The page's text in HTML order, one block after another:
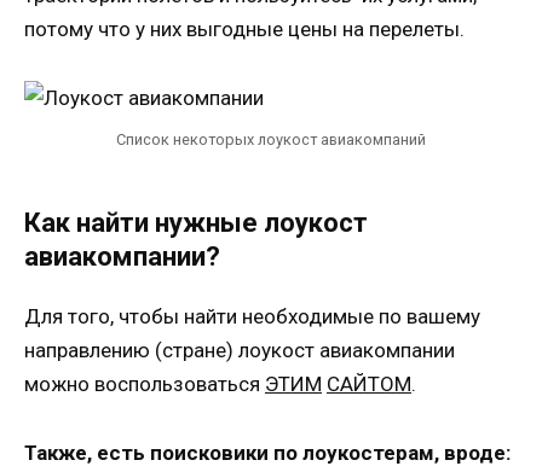
потому что у них выгодные цены на перелеты.
Список некоторых лоукост авиакомпаний
Как найти нужные лоукост
авиакомпании?
Для того, чтобы найти необходимые по вашему
направлению (стране) лоукост авиакомпании
можно воспользоваться ЭТИМ САЙТОМ.
Также, есть поисковики по лоукостерам, вроде: